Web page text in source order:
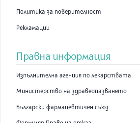
Политика за поверителност
Рекламации
Правна информация
Изпълнителна агенция по лекарствата
Министерство на здравеопазването
Български фармацевтичен съюз